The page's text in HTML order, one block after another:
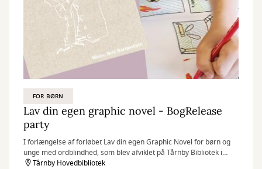
FOR BØRN
Lav din egen graphic novel - BogRelease
party
I forlængelse af forløbet Lav din egen Graphic Novel for børn og
unge med ordblindhed, som blev afviklet på Tårnby Bibliotek i
efteråret 2025, inviterer vi nu til BogRelease Party.
Tårnby Hovedbibliotek